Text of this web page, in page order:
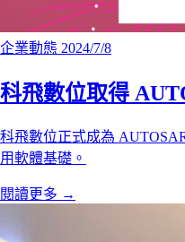
企業動態 2024/7/8
科飛數位取得
科飛數位正式成為
用軟體基礎。
閱讀更多 →